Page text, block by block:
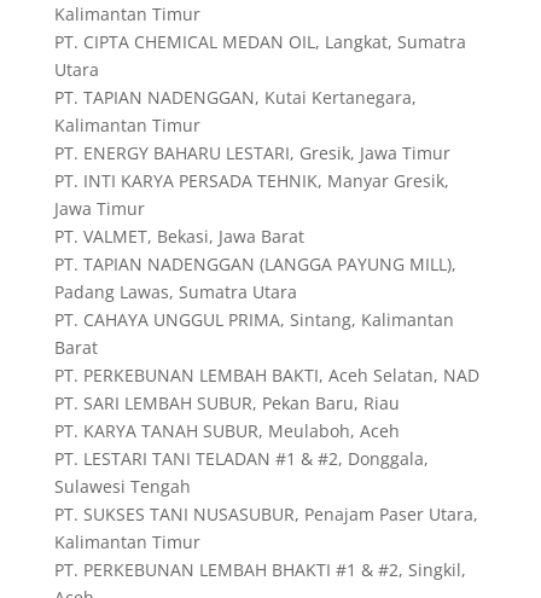
Kalimantan Timur
PT. CIPTA CHEMICAL MEDAN OIL, Langkat, Sumatra
Utara
PT. TAPIAN NADENGGAN, Kutai Kertanegara,
Kalimantan Timur
PT. ENERGY BAHARU LESTARI, Gresik, Jawa Timur
PT. INTI KARYA PERSADA TEHNIK, Manyar Gresik,
Jawa Timur
PT. VALMET, Bekasi, Jawa Barat
PT. TAPIAN NADENGGAN (LANGGA PAYUNG MILL),
Padang Lawas, Sumatra Utara
PT. CAHAYA UNGGUL PRIMA, Sintang, Kalimantan
Barat
PT. PERKEBUNAN LEMBAH BAKTI, Aceh Selatan, NAD
PT. SARI LEMBAH SUBUR, Pekan Baru, Riau
PT. KARYA TANAH SUBUR, Meulaboh, Aceh
PT. LESTARI TANI TELADAN #1 & #2, Donggala,
Sulawesi Tengah
PT. SUKSES TANI NUSASUBUR, Penajam Paser Utara,
Kalimantan Timur
PT. PERKEBUNAN LEMBAH BHAKTI #1 & #2, Singkil,